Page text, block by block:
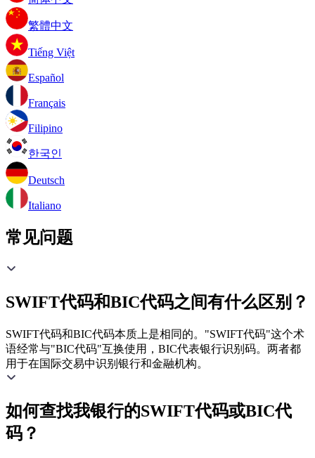
繁體中文
Tiếng Việt
Español
Français
Filipino
한국인
Deutsch
Italiano
常见问题
SWIFT代码和BIC代码之间有什么区别？
SWIFT代码和BIC代码本质上是相同的。"SWIFT代码"这个术
语经常与"BIC代码"互换使用，BIC代表银行识别码。两者都
用于在国际交易中识别银行和金融机构。
如何查找我银行的SWIFT代码或BIC代
码？